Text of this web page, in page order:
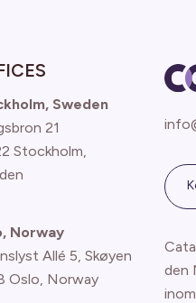
Sweden
21
Stockholm,
Norway
Allé 5, Skøyen
Oslo, Norway
den